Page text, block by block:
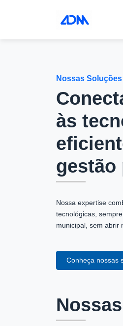
Nossas Soluções
às
gestão
Nossa expertise
tecnológicas,
municipal, sem abrir
Conheça nossas